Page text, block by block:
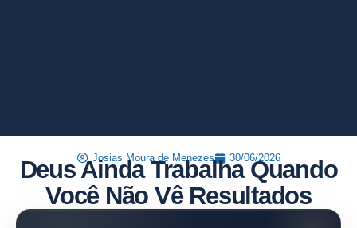
Josias Moura de Menezes 30/06/2026
Deus Ainda Trabalha Quando
Você Não Vê Resultados